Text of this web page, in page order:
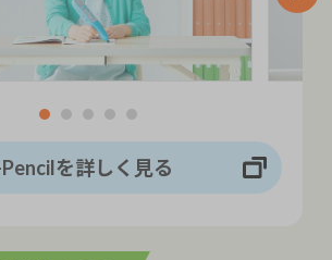
を詳しく見る